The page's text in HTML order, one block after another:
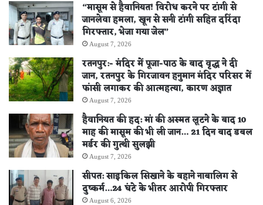
“मासूम से हैवानियत! विरोध करने पर टांगी से
जानलेवा हमला, खून से सनी टांगी सहित दरिंदा
गिरफ्तार, भेजा गया जेल”
August 7, 2026
रतनपुर:- मंदिर में पूजा-पाठ के बाद वृद्ध ने दी
जान, रतनपुर के गिरजावन हनुमान मंदिर परिसर में
फांसी लगाकर की आत्महत्या, कारण अज्ञात
August 7, 2026
हैवानियत की हद: मां की अस्मत लूटने के बाद 10
माह की मासूम की भी ली जान… 21 दिन बाद डबल
मर्डर की गुत्थी सुलझी
August 7, 2026
सीपत: साइकिल सिखाने के बहाने नाबालिग से
दुष्कर्म…24 घंटे के भीतर आरोपी गिरफ्तार
August 6, 2026